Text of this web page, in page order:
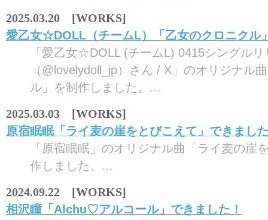
2025.03.20 [WORKS]
愛乙女☆DOLL（チームL）「乙女のクロニクル
「愛乙女☆DOLL (チームL) 0415シングルリ
（@lovelydoll_jp）さん / X」のオリジナル
ル」を制作しました。...
2025.03.03 [WORKS]
原宿眠眠「ライ麦の崖をとびこえて」できまし
「原宿眠眠」のオリジナル曲「ライ麦の崖
作しました。...
2024.09.22 [WORKS]
相沢瞳「Alchu♡アルコール」できました！